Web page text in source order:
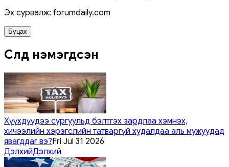
Эх сурвалж: forumdaily.com
Буцах
Сүүлд нэмэгдсэн
Хүүхдүүдээ сургуульд бэлтгэх зардлаа хэмнэх,
хичээлийн хэрэгслийн татваргүй худалдаа аль мужуудад
явагддаг вэ?Fri Jul 31 2026
ДэлхийДэлхий